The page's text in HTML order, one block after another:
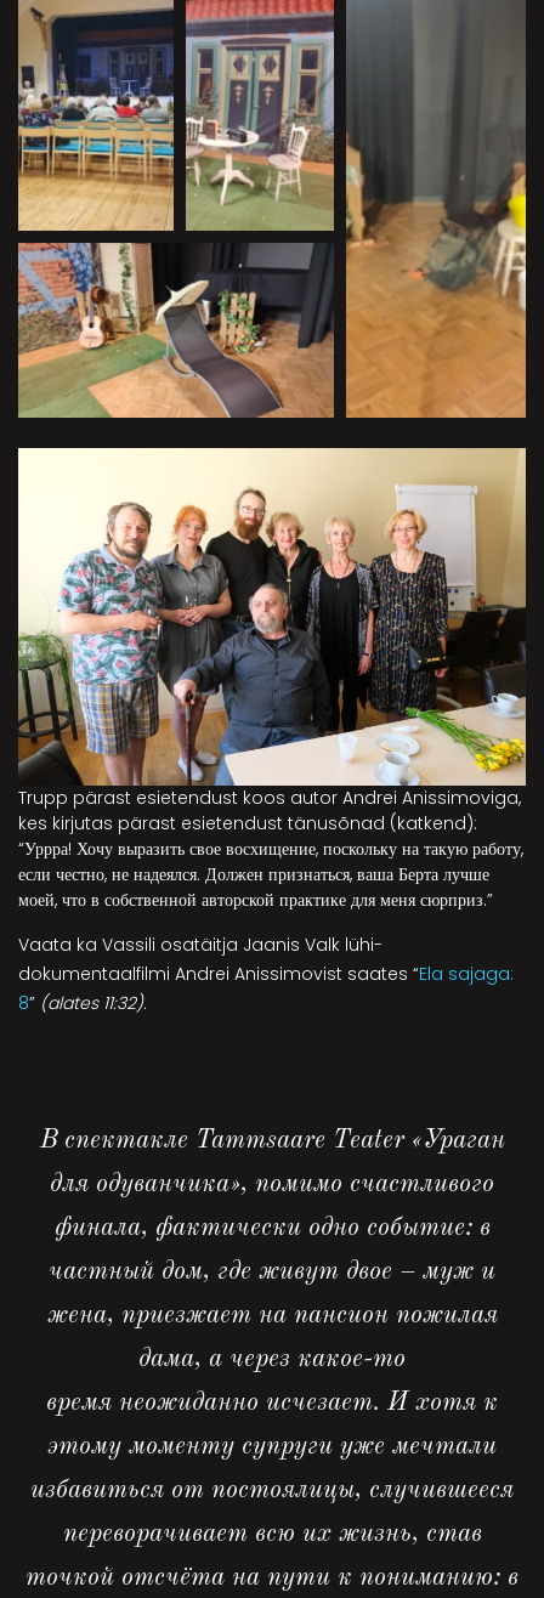
Trupp pärast esietendust koos autor Andrei Anissimoviga,
kes kirjutas pärast esietendust tänusõnad (katkend):
“Уррра! Хочу выразить свое восхищение, поскольку на такую работу,
если честно, не надеялся. Должен признаться, ваша Берта лучше
моей, что в собственной авторской практике для меня сюрприз.”
Vaata ka Vassili osatäitja Jaanis Valk lühi-
dokumentaalfilmi Andrei Anissimovist saates “Ela sajaga:
8” (alates 11:32).
В спектакле Tammsaare Teater «Ураган
для одуванчика», помимо счастливого
финала, фактически одно событие: в
частный дом, где живут двое – муж и
жена, приезжает на пансион пожилая
дама, а через какое-то
время неожиданно исчезает. И хотя к
этому моменту супруги уже мечтали
избавиться от постоялицы, случившееся
переворачивает всю их жизнь, став
точкой отсчёта на пути к пониманию: в